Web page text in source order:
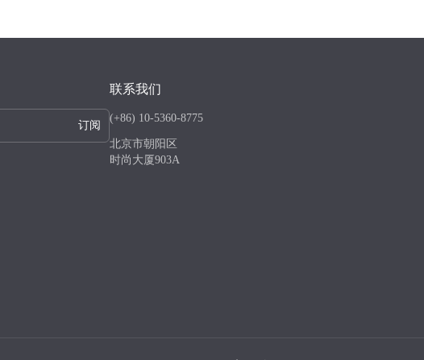
订阅
联系我们
(+86) 10-5360-8775
北京市朝阳区
时尚大厦903A